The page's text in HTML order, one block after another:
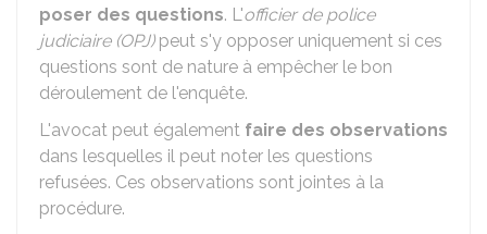
poser des questions. L'officier de police
judiciaire (OPJ)peut s'y opposer uniquement si ces
questions sont de nature à empêcher le bon
déroulement de l'enquête.
L'avocat peut également faire des observations
dans lesquelles il peut noter les questions
refusées. Ces observations sont jointes à la
procédure.